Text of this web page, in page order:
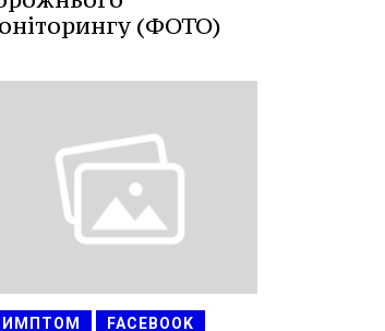
(ФОТО)
FACEBOOK